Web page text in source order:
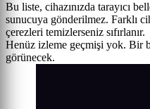
Bu liste, cihazınızda tarayıcı
sunucuya gönderilmez. Farklı
çerezleri temizlerseniz sıfırlanır.
Henüz izleme geçmişi yok. Bir
görünecek.